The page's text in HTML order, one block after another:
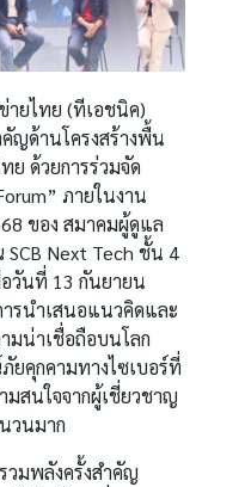
ยไทย (ทีเอชนิค)
ญด้านโครงสร้างพื้น
ย ด้วยการร่วมจัด
ภายในงาน
ของ สมาคมผู้ดูแล
Next Tech ชั้น 4
วันที่ 13 กันยายน
รนำเสนอแนวคิดและ
มน่าเชื่อถือบนโลก
ยคุกคามทางไซเบอร์ที่
สนใจจากผู้เชี่ยวชาญ
วนมาก
วมพลังครั้งสำคัญ